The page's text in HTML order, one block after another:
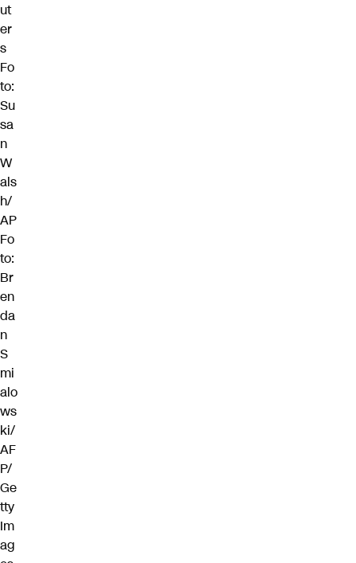
ut
er
s
Fo
to:
Su
sa
n
W
als
h/
AP
Fo
to:
Br
en
da
n
S
mi
alo
ws
ki/
AF
P/
Ge
tty
Im
ag